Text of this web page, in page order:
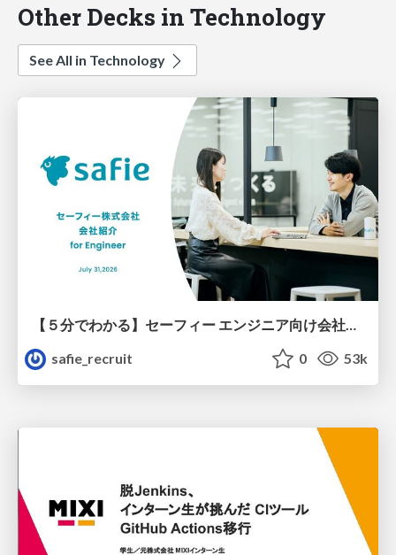
Other Decks in Technology
See All in Technology
safie_recruit
0 53k